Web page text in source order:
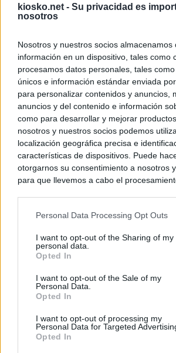
kiosko.net - Su privacidad es
nosotros
Nosotros y nuestros socios almacenamos
información en un dispositivo, tales como
procesamos datos personales, tales
únicos e información estándar enviada
para personalizar contenidos y anuncios,
anuncios y del contenido e información
como para desarrollar y mejorar
nosotros y nuestros socios podemos
localización geográfica precisa e
características de dispositivos. Puede
otorgarnos su consentimiento a nosotros
para que llevemos a cabo el
negar su consentimiento. Tenga en cuenta
de su consentimiento, pero usted tiene el
rechazar tal procesamiento. Sus
cualquier momento entrando de nuevo en
visitando nuestra política de privacidad.
Personal Data Processing Opt Outs
I want to opt-out of the Sharing of my
personal data.
Opted In
I want to opt-out of the Sale of my
Personal Data.
Opted In
I want to opt-out of processing my
Personal Data for Targeted
Opted In